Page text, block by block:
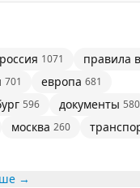
россия 1071 правила
701 европа 681
596 документы 580
москва 260
→